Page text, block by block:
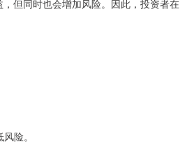
但同时也会增加风险。因此，投资者在
险。